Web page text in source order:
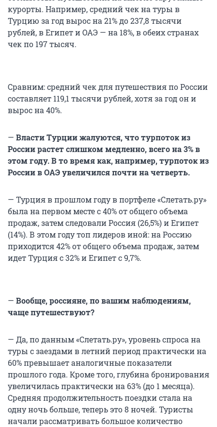
курорты. Например, средний чек на туры в
Турцию за год вырос на 21% до 237,8 тысячи
рублей, в Египет и ОАЭ — на 18%, в обеих странах
чек по 197 тысяч.
Сравним: средний чек для путешествия по России
составляет 119,1 тысячи рублей, хотя за год он и
вырос на 40%.
— Власти Турции жалуются, что турпоток из
России растет слишком медленно, всего на 3% в
этом году. В то время как, например, турпоток из
России в ОАЭ увеличился почти на четверть.
— Турция в прошлом году в портфеле «Слетать.ру»
была на первом месте с 40% от общего объема
продаж, затем следовали Россия (26,5%) и Египет
(14%). В этом году топ лидеров иной: на Россию
приходится 42% от общего объема продаж, затем
идет Турция с 32% и Египет с 9,7%.
— Вообще, россияне, по вашим наблюдениям,
чаще путешествуют?
— Да, по данным «Слетать.ру», уровень спроса на
туры с заездами в летний период практически на
60% превышает аналогичные показатели
прошлого года. Кроме того, глубина бронирования
увеличилась практически на 63% (до 1 месяца).
Средняя продолжительность поездки стала на
одну ночь больше, теперь это 8 ночей. Туристы
начали рассматривать большое количество